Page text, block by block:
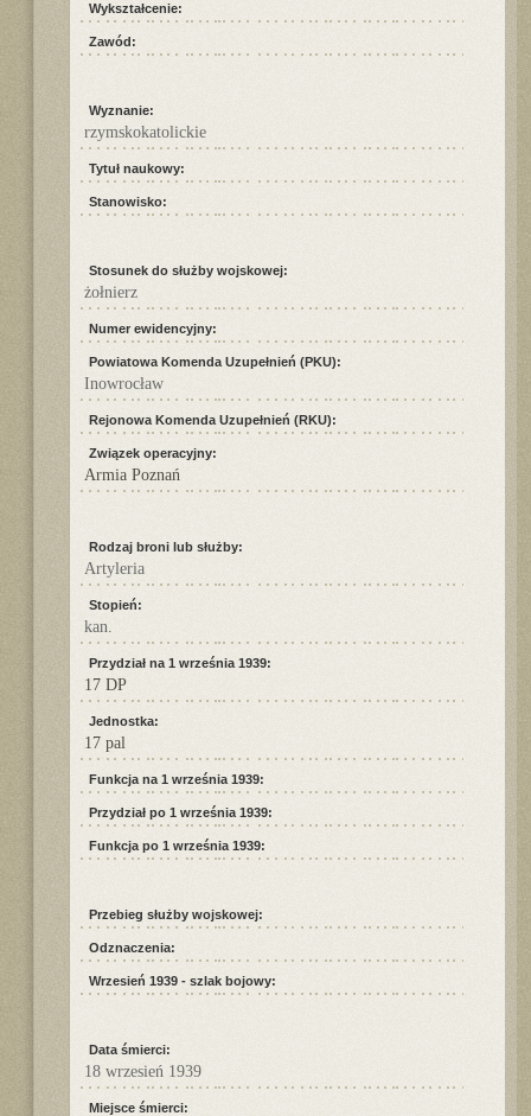
Wykształcenie:
Zawód:
Wyznanie:
rzymskokatolickie
Tytuł naukowy:
Stanowisko:
Stosunek do służby wojskowej:
żołnierz
Numer ewidencyjny:
Powiatowa Komenda Uzupełnień (PKU):
Inowrocław
Rejonowa Komenda Uzupełnień (RKU):
Związek operacyjny:
Armia Poznań
Rodzaj broni lub służby:
Artyleria
Stopień:
kan.
Przydział na 1 września 1939:
17 DP
Jednostka:
17 pal
Funkcja na 1 września 1939:
Przydział po 1 września 1939:
Funkcja po 1 września 1939:
Przebieg służby wojskowej:
Odznaczenia:
Wrzesień 1939 - szlak bojowy:
Data śmierci:
18 wrzesień 1939
Miejsce śmierci: